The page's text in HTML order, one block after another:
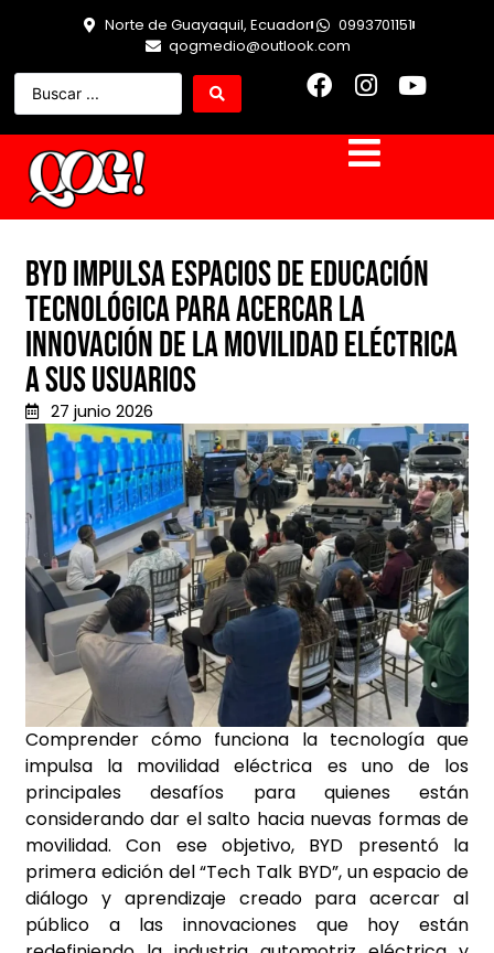
Norte de Guayaquil, Ecuador
0993701151
qogmedio@outlook.com
BYD impulsa espacios de educación
tecnológica para acercar la
innovación de la movilidad eléctrica
a sus usuarios
27 junio 2026
Comprender cómo funciona la tecnología que
impulsa la movilidad eléctrica es uno de los
principales desafíos para quienes están
considerando dar el salto hacia nuevas formas de
movilidad. Con ese objetivo, BYD presentó la
primera edición del “Tech Talk BYD”, un espacio de
diálogo y aprendizaje creado para acercar al
público a las innovaciones que hoy están